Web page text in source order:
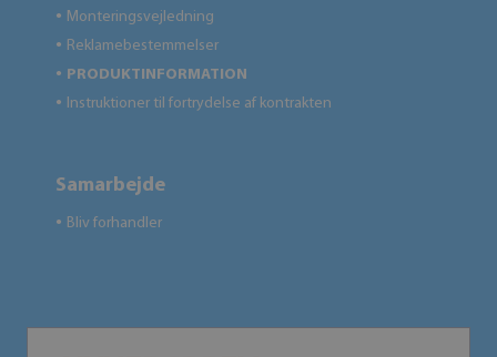
● Monteringsvejledning
● Reklamebestemmelser
● PRODUKTINFORMATION
● Instruktioner til fortrydelse af kontrakten
Samarbejde
● Bliv forhandler